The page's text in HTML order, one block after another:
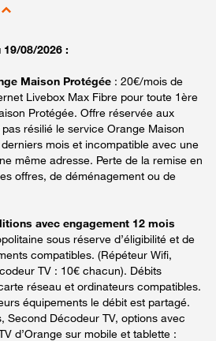
08/2026 :
Maison Protégée : 20€/mois de
Livebox Max Fibre pour toute 1ère
Protégée. Offre réservée aux
résilié le service Orange Maison
mois et incompatible avec une
même adresse. Perte de la remise en
offres, de déménagement ou de
avec engagement 12 mois
sous réserve d’éligibilité et de
compatibles. (Répéteur Wifi,
TV : 10€ chacun). Débits
réseau et ordinateurs compatibles.
équipements le débit est partagé.
Second Décodeur TV, options avec
d’Orange sur mobile et tablette :